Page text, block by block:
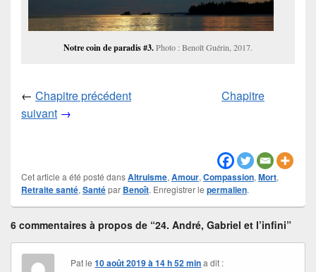
Notre coin de paradis #3.Photo : Benoît Guérin, 2017.
← Chapitre précédent
Chapitre
suivant →
Cet article a été posté dansAltruisme, Amour, Compassion, Mort,
Retraite santé, Santépar Benoît. Enregistrer le permalien.
6 commentaires à propos de “24. André, Gabriel et l’infini”
Patle10 août 2019 à 14 h 52 min a dit :